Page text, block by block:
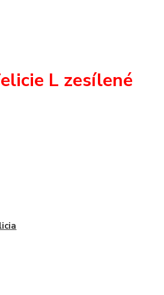
L zesílené